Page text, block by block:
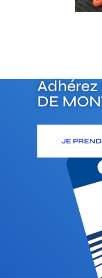
Adhérez
DE
JE